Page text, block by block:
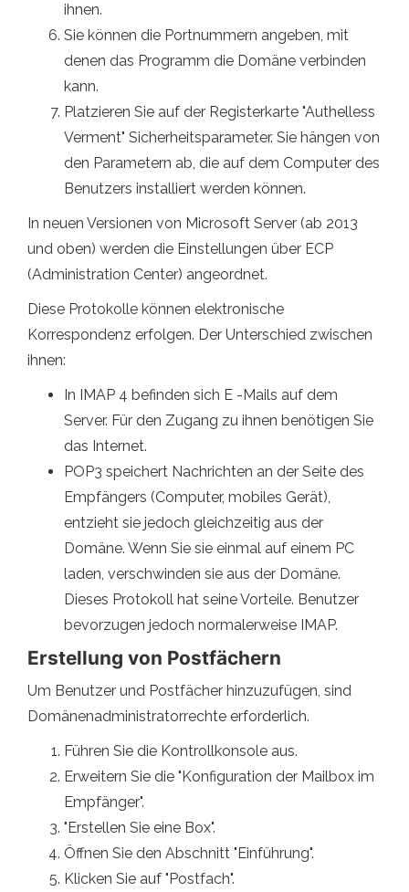
ihnen.
Sie können die Portnummern angeben, mit
denen das Programm die Domäne verbinden
kann.
Platzieren Sie auf der Registerkarte "Authelless
Verment" Sicherheitsparameter. Sie hängen von
den Parametern ab, die auf dem Computer des
Benutzers installiert werden können.
In neuen Versionen von Microsoft Server (ab 2013
und oben) werden die Einstellungen über ECP
(Administration Center) angeordnet.
Diese Protokolle können elektronische
Korrespondenz erfolgen. Der Unterschied zwischen
ihnen:
In IMAP 4 befinden sich E -Mails auf dem
Server. Für den Zugang zu ihnen benötigen Sie
das Internet.
POP3 speichert Nachrichten an der Seite des
Empfängers (Computer, mobiles Gerät),
entzieht sie jedoch gleichzeitig aus der
Domäne. Wenn Sie sie einmal auf einem PC
laden, verschwinden sie aus der Domäne.
Dieses Protokoll hat seine Vorteile. Benutzer
bevorzugen jedoch normalerweise IMAP.
Erstellung von Postfächern
Um Benutzer und Postfächer hinzuzufügen, sind
Domänenadministratorrechte erforderlich.
Führen Sie die Kontrollkonsole aus.
Erweitern Sie die "Konfiguration der Mailbox im
Empfänger".
"Erstellen Sie eine Box".
Öffnen Sie den Abschnitt "Einführung".
Klicken Sie auf "Postfach".